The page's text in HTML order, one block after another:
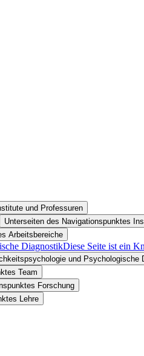
und Professuren
Unterseiten des Navigationspunktes
Arbeitsbereiche
DiagnostikDiese Seite ist ein
und Psychologische
Team
Forschung
Lehre